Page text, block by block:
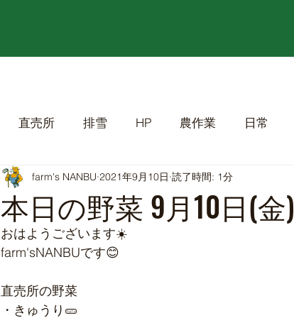
直売所 排雪 HP 農作業 日常
本日の野菜 9月10日(金)
farm's NANBU 2021年9月10日 読了時間: 1分
おはようございます☀️
farm'sNANBUです😊
直売所の野菜
・きゅうり🥒